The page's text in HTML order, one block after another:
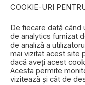
COOKIE-URI
De fiecare dată când
de analytics furnizat
de analiză a
mai vizitat acest site
dacă aveți acest
Acesta permite
vizitează și cât de